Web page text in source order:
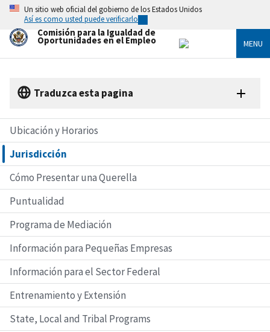
Skip
main
content
Un sitio web oficial del gobierno de los Estados Unidos
Así es como usted puede verificarlo
Comisión para la Igualdad de
Oportunidades en el Empleo MENU
Traduzca esta pagina
Ubicación y Horarios
Jurisdicción
Cómo Presentar una Querella
Puntualidad
Programa de Mediación
Información para Pequeñas Empresas
Información para el Sector Federal
Entrenamiento y Extensión
State, Local and Tribal Programs